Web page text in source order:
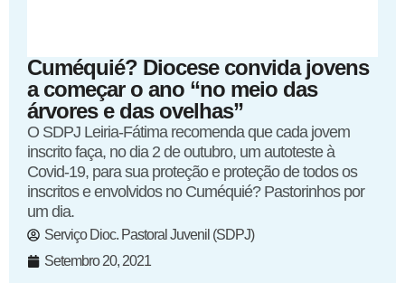
Cuméquié? Diocese convida jovens
a começar o ano “no meio das
árvores e das ovelhas”
O SDPJ Leiria-Fátima recomenda que cada jovem
inscrito faça, no dia 2 de outubro, um autoteste à
Covid-19, para sua proteção e proteção de todos os
inscritos e envolvidos no Cuméquié? Pastorinhos por
um dia.
Serviço Dioc. Pastoral Juvenil (SDPJ)
Setembro 20, 2021